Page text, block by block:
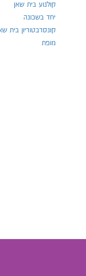
קולנוע בית שאן
יחד בשכונה
קונסרבטוריון בית
מופת